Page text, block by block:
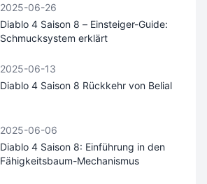
2025-06-26
Diablo 4 Saison 8 – Einsteiger-Guide:
Schmucksystem erklärt
2025-06-13
Diablo 4 Saison 8 Rückkehr von Belial
2025-06-06
Diablo 4 Saison 8: Einführung in den
Fähigkeitsbaum-Mechanismus